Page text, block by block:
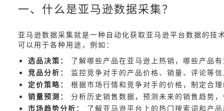
一、什么是亚马逊数据采集？
亚马逊数据采集就是一种自动化获取亚马逊平台数据的
可以用于各种用途，例如：
选品决策：
了解哪些产品在亚马逊上热销，哪些产品
竞品分析：
监控竞争对手的产品价格、销量、评论等
定价策略：
根据市场行情和竞争对手的价格，制定合
销量预测：
分析历史销售数据，预测未来的销售趋势
市场趋势分析：
了解亚马逊平台上的热门搜索词和产